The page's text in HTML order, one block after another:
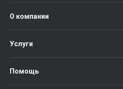
О компании
Услуги
Помощь